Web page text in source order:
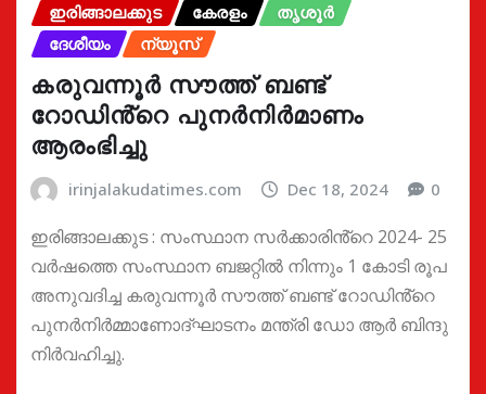
ഇരിങ്ങാലക്കുട കേരളം
തൃശൂർ
ദേശീയം
ന്യൂസ്
കരുവന്നൂർ സൗത്ത് ബണ്ട്
റോഡിൻ്റെ പുനർനിർമാണം
ആരംഭിച്ചു
irinjalakudatimes.com Dec 18, 2024 0
ഇരിങ്ങാലക്കുട : സംസ്ഥാന സർക്കാരിൻ്റെ 2024- 25
വർഷത്തെ സംസ്ഥാന ബജറ്റിൽ നിന്നും 1 കോടി രൂപ
അനുവദിച്ച കരുവന്നൂർ സൗത്ത് ബണ്ട് റോഡിൻ്റെ
പുനർനിർമ്മാണോദ്ഘാടനം മന്ത്രി ഡോ ആർ ബിന്ദു
നിർവഹിച്ചു.